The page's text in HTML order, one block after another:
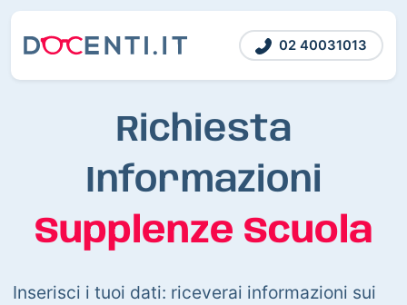
02 40031013
Richiesta
Informazioni
Supplenze Scuola
Inserisci i tuoi dati: riceverai informazioni sui